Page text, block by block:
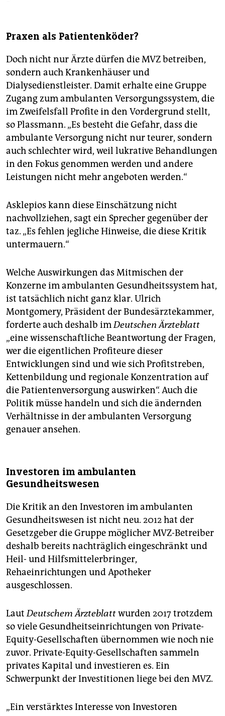
Praxen als Patientenköder?
Doch nicht nur Ärzte dürfen die MVZ betreiben,
sondern auch Krankenhäuser und
Dialysedienstleister. Damit erhalte eine Gruppe
Zugang zum ambulanten Versorgungssystem, die
im Zweifelsfall Profite in den Vordergrund stellt,
so Plassmann. „Es besteht die Gefahr, dass die
ambulante Versorgung nicht nur teurer, sondern
auch schlechter wird, weil lukrative Behandlungen
in den Fokus genommen werden und andere
Leistungen nicht mehr angeboten werden.“
Asklepios kann diese Einschätzung nicht
nachvollziehen, sagt ein Sprecher gegenüber der
taz. „Es fehlen jegliche Hinweise, die diese Kritik
untermauern.“
Welche Auswirkungen das Mitmischen der
Konzerne im ambulanten Gesundheitssystem hat,
ist tatsächlich nicht ganz klar. Ulrich
Montgomery, Präsident der Bundesärztekammer,
forderte auch deshalb imDeutschen Ärzteblatt
„eine wissenschaftliche Beantwortung der Fragen,
wer die eigentlichen Profiteure dieser
Entwicklungen sind und wie sich Profitstreben,
Kettenbildung und regionale Konzentration auf
die Patientenversorgung auswirken“. Auch die
Politik müsse handeln und sich die ändernden
Verhältnisse in der ambulanten Versorgung
genauer ansehen.
Investoren im ambulanten
Gesundheitswesen
Die Kritik an den Investoren im ambulanten
Gesundheitswesen ist nicht neu. 2012 hat der
Gesetzgeber die Gruppe möglicher MVZ-Betreiber
deshalb bereits nachträglich eingeschränkt und
Heil- und Hilfsmittelerbringer,
Rehaeinrichtungen und Apotheker
ausgeschlossen.
LautDeutschem Ärzteblattwurden 2017 trotzdem
so viele Gesundheitseinrichtungen von Private-
Equity-Gesellschaften übernommen wie noch nie
zuvor. Private-Equity-Gesellschaften sammeln
privates Kapital und investieren es. Ein
Schwerpunkt der Investitionen liege bei den MVZ.
„Ein verstärktes Interesse von Investoren